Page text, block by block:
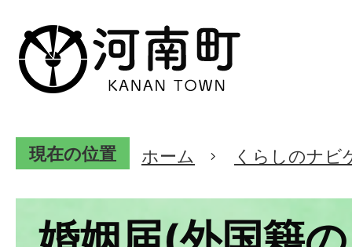
現在の位置 ホーム くらしのナビ